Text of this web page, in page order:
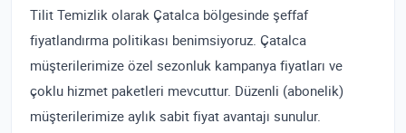
Tilit Temizlik olarak Çatalca bölgesinde şeffaf
fiyatlandırma politikası benimsiyoruz. Çatalca
müşterilerimize özel sezonluk kampanya fiyatları ve
çoklu hizmet paketleri mevcuttur. Düzenli (abonelik)
müşterilerimize aylık sabit fiyat avantajı sunulur.